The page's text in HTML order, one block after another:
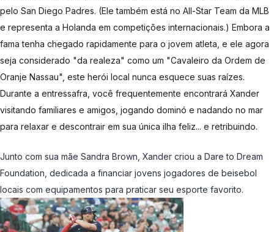
pelo San Diego Padres. (Ele também está no All-Star Team da MLB
e representa a Holanda em competições internacionais.) Embora a
fama tenha chegado rapidamente para o jovem atleta, e ele agora
seja considerado "da realeza" como um "Cavaleiro da Ordem de
Oranje Nassau", este herói local nunca esquece suas raízes.
Durante a entressafra, você frequentemente encontrará Xander
visitando familiares e amigos, jogando dominó e nadando no mar
para relaxar e descontrair em sua única ilha feliz... e retribuindo.
Junto com sua mãe Sandra Brown, Xander criou a Dare to Dream
Foundation, dedicada a financiar jovens jogadores de beisebol
locais com equipamentos para praticar seu esporte favorito.